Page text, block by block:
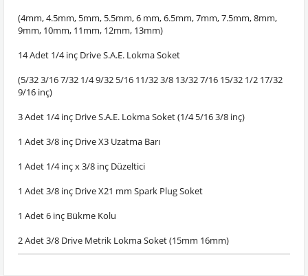
(4mm, 4.5mm, 5mm, 5.5mm, 6 mm, 6.5mm, 7mm, 7.5mm, 8mm,
9mm, 10mm, 11mm, 12mm, 13mm)
14 Adet 1/4 inç Drive S.A.E. Lokma Soket
(5/32 3/16 7/32 1/4 9/32 5/16 11/32 3/8 13/32 7/16 15/32 1/2 17/32
9/16 inç)
3 Adet 1/4 inç Drive S.A.E. Lokma Soket (1/4 5/16 3/8 inç)
1 Adet 3/8 inç Drive X3 Uzatma Barı
1 Adet 1/4 inç x 3/8 inç Düzeltici
1 Adet 3/8 inç Drive X21 mm Spark Plug Soket
1 Adet 6 inç Bükme Kolu
2 Adet 3/8 Drive Metrik Lokma Soket (15mm 16mm)